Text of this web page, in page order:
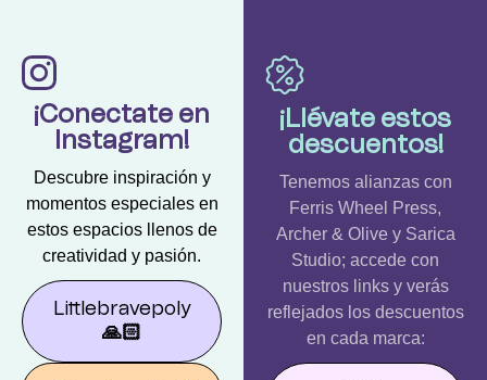
¡Conectate en
Instagram!
Descubre inspiración y
momentos especiales en
estos espacios llenos de
creatividad y pasión.
Littlebravepoly
🙏🏻
¡Llévate estos
descuentos!
Tenemos alianzas con
Ferris Wheel Press,
Archer & Olive y Sarica
Studio; accede con
nuestros links y verás
reflejados los descuentos
en cada marca: